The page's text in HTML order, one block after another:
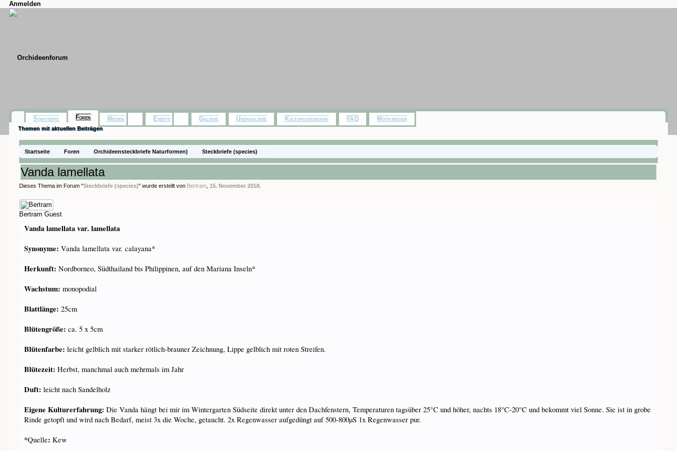
Anmelden
Startseite Foren Orchideensteckbriefe Naturformen) Steckbriefe (species)
Vanda lamellata
Dieses Thema im Forum "Steckbriefe (species)" wurde erstellt von Bertram ,15. November 2018
Bertram Guest
Vanda lamellata var. lamellata
Synonyme:Vanda lamellata var. calayana*
Herkunft: Nordborneo, Südthailand bis Philippinen, auf den Mariana Inseln*
Wachstum:monopodial
Blattlänge: 25cm
Blütengröße: ca. 5 x 5cm
Blütenfarbe: leicht gelblich mit starker rötlich-brauner Zeichnung, Lippe gelblich mit roten Streifen.
Blütezeit:Herbst, manchmal auch mehrmals im Jahr
Duft:leicht nach Sandelholz
Eigene Kulturerfahrung:Die Vanda hängt bei mir im Wintergarten Südseite direkt unter den Dachfenstern, Temperaturen tagsüber 25°C und höher, nachts 18°C-20°C und bekommt viel Sonne. Sie ist in grobe
Rinde getopft und wird nach Bedarf, meist 3x die Woche, getaucht. 2x Regenwasser aufgedüngt auf 500-800µS 1x Regenwasser pur.
*Quelle:Kew
Startseite Foren
Themen mit aktuellen Beiträgen
Medien Events Galerie Usergalerie Kulturdatenbank FAQ Motivjaeger